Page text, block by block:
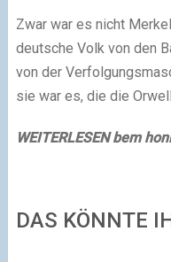
Zwar war es nicht
deutsche Volk von den
von der
sie war es, die die
WEITERLESEN bem
DAS KÖNNTE